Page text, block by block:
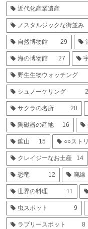
近代化産業遺産
ノスタルジックな街並み
自然博物館 29
海の博物館 27
野生生物ウォッチング
シュノーケリング
サクラの名所 20
陶磁器の産地 16
鉱山 15 ○○スト
クレイジーなお土産 14
恐竜 12 廃線
世界の料理 11
虫スポット 9
ラブリースポット 8